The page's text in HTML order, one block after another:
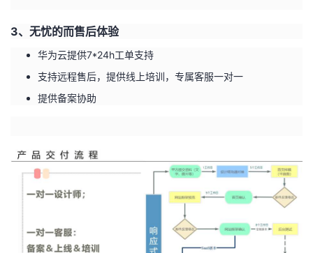
3、无忧的而售后体验
华为云提供7*24h工单支持
支持远程售后，提供线上培训，专属客服一对一
提供备案协助